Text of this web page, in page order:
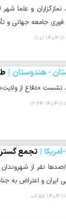
نمازگزاران و علما
جامعه جهانی و
۱۱-۲۵ ۱۱:۰۱
- هندوستان
نشست «دفاع از
۱۱-۲۳ ۱۲:۲۴
آمریکا تجمع
صدها نفر از
ایران و اعتراض به
۱۱-۱۲ ۰۸:۵۸